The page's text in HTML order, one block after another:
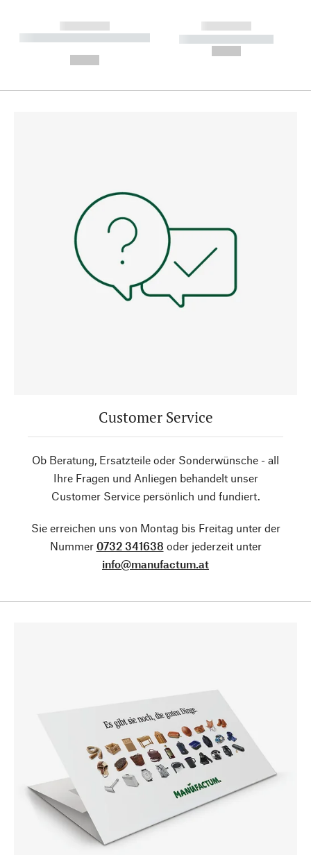
------------
----------- ----------- --------
------------
----------- -----------
Customer Service
Ob Beratung, Ersatzteile oder Sonderwünsche - all
Ihre Fragen und Anliegen behandelt unser
Customer Service persönlich und fundiert.
Sie erreichen uns von Montag bis Freitag unter der
Nummer 0732 341638 oder jederzeit unter
info@manufactum.at